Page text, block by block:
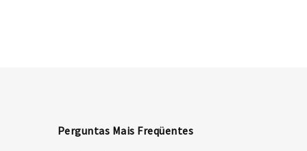
Perguntas Mais Freqüentes